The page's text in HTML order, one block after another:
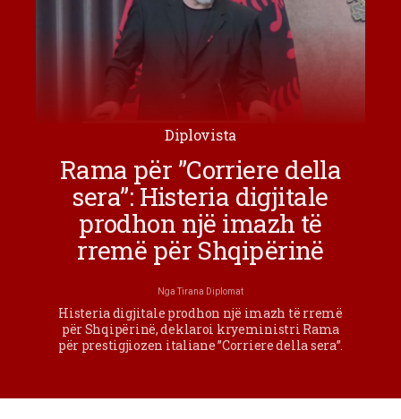
Diplovista
Rama për ”Corriere della
sera”: Histeria digjitale
prodhon një imazh të
rremë për Shqipërinë
NgaTirana Diplomat
Histeria digjitale prodhon një imazh të rremë
për Shqipërinë, deklaroi kryeministri Rama
për prestigjiozen italiane ”Corriere della sera”.